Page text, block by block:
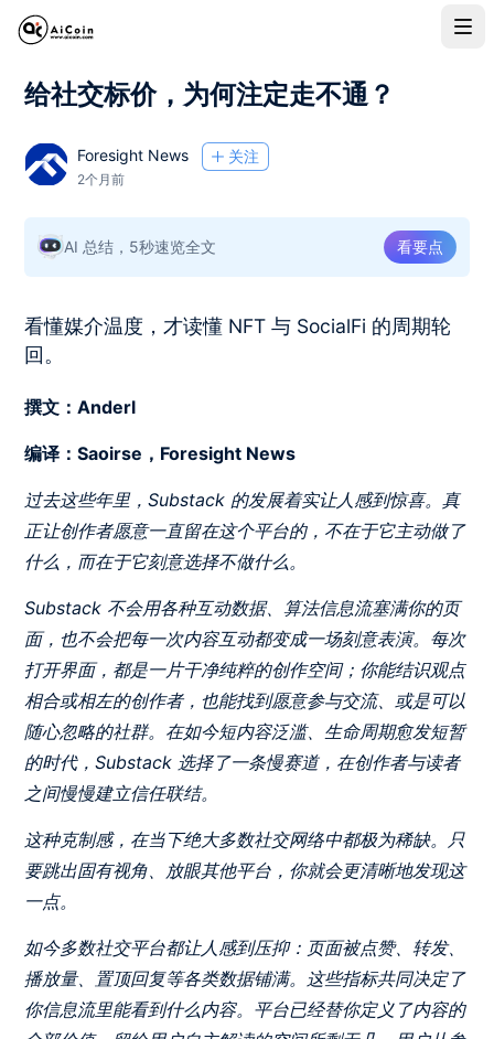
给社交标价，为何注定走不通？
Foresight News 关注
2个月前
AI 总结，5秒速览全文 看要点
看懂媒介温度，才读懂 NFT 与 SocialFi 的周期轮
回。
撰文：Anderl
编译：Saoirse，Foresight News
过去这些年里，Substack 的发展着实让人感到惊喜。真
正让创作者愿意一直留在这个平台的，不在于它主动做了
什么，而在于它刻意选择不做什么。
Substack 不会用各种互动数据、算法信息流塞满你的页
面，也不会把每一次内容互动都变成一场刻意表演。每次
打开界面，都是一片干净纯粹的创作空间；你能结识观点
相合或相左的创作者，也能找到愿意参与交流、或是可以
随心忽略的社群。在如今短内容泛滥、生命周期愈发短暂
的时代，Substack 选择了一条慢赛道，在创作者与读者
之间慢慢建立信任联结。
这种克制感，在当下绝大多数社交网络中都极为稀缺。只
要跳出固有视角、放眼其他平台，你就会更清晰地发现这
一点。
如今多数社交平台都让人感到压抑：页面被点赞、转发、
播放量、置顶回复等各类数据铺满。这些指标共同决定了
你信息流里能看到什么内容。平台已经替你定义了内容的